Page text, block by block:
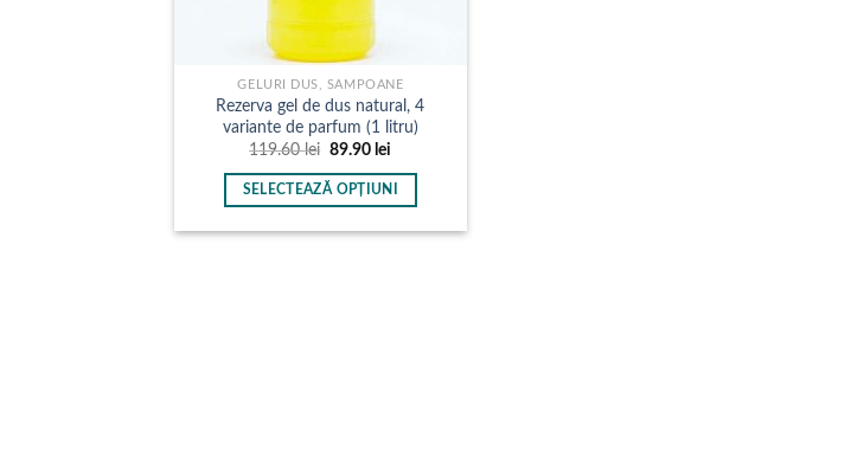
GELURI DUS, SAMPOANE
Rezerva gel de dus natural, 4
variante de parfum (1 litru)
119.60lei Prețul
a
fost:
89.90 lei
este:
89.90 lei.
SELECTEAZĂ OPȚIUNI